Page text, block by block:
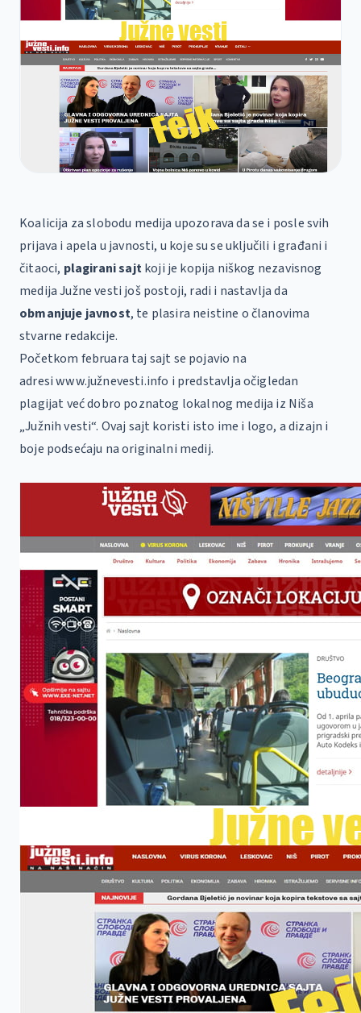
Koalicija za slobodu medija upozorava da se i posle svih
prijava i apela u javnosti, u koje su se uključili i građani i
čitaoci, plagirani sajtkoji je kopija niškog nezavisnog
medija Južne vesti još postoji, radi i nastavlja da
obmanjuje javnost, te plasira neistine o članovima
stvarne redakcije.
Početkom februara taj sajt se pojavio na
adresiwww.južnevesti.info i predstavlja očigledan
plagijat već dobro poznatog lokalnog medija iz Niša
„Južnih vesti“. Ovaj sajt koristi isto ime i logo, a dizajn i
boje podsećaju na originalni medij.